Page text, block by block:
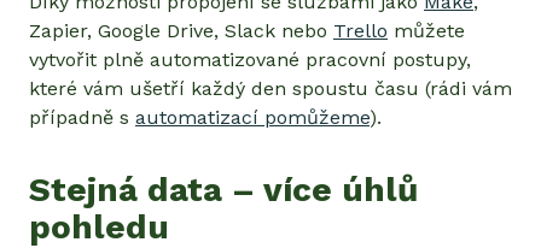
Zapier, Google Drive, Slack nebo Trello můžete
vytvořit plně automatizované pracovní postupy,
které vám ušetří každý den spoustu času (rádi vám
případně s automatizací pomůžeme).
Stejná data – více úhlů
pohledu